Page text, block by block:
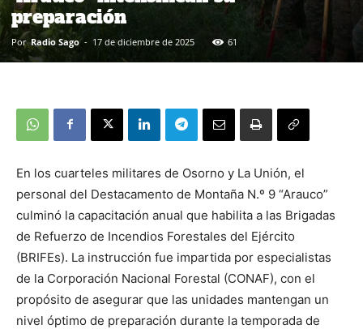
preparación
Por Radio Sago - 17 de diciembre de 2025 61
En los cuarteles militares de Osorno y La Unión, el
personal del Destacamento de Montaña N.º 9 “Arauco”
culminó la capacitación anual que habilita a las Brigadas
de Refuerzo de Incendios Forestales del Ejército
(BRIFEs). La instrucción fue impartida por especialistas
de la Corporación Nacional Forestal (CONAF), con el
propósito de asegurar que las unidades mantengan un
nivel óptimo de preparación durante la temporada de